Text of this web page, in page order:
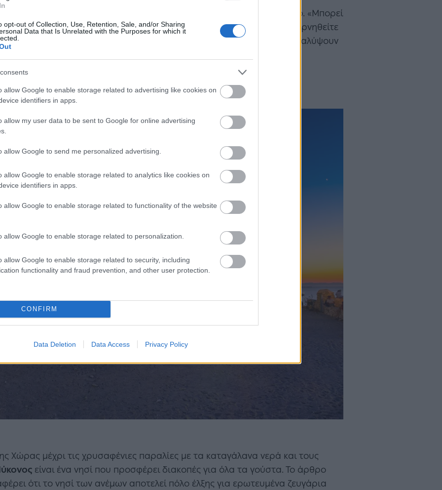
opt-out of Collection, Use, Retention, Sale, and/or Sharing
Data that Is Unrelated with the Purposes for which it
allow Google to enable storage related to advertising like cookies on
identifiers in apps.
allow my user data to be sent to Google for online advertising
allow Google to send me personalized advertising.
allow Google to enable storage related to analytics like cookies on
identifiers in apps.
allow Google to enable storage related to functionality of the website
allow Google to enable storage related to personalization.
allow Google to enable storage related to security, including
functionality and fraud prevention, and other user protection.
CONFIRM
Data Deletion Data Access Privacy Policy
δημιουργούν ένα σκηνικό που δεν μοιάζει με κανένα άλλο. «Μπορεί
στο αποκορύφωμα του καλοκαιριού, όμως απλά δεν μπορείτε να αρνηθείτε
το Conde Nast Traveller και προτείνει στους ταξιδιώτες να ανακαλύψουν
τον Βοθώνα και την Έξω Γωνιά.
Χώρας μέχρι τις χρυσαφένιες παραλίες με τα καταγάλανα νερά και τους
είναι ένα νησί που προσφέρει διακοπές για όλα τα γούστα. Το άρθρο
ότι το νησί των ανέμων αποτελεί πόλο έλξης για ερωτευμένα ζευγάρια